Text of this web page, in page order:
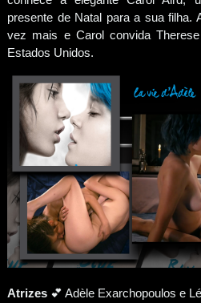
presente de Natal para a sua filha.
vez mais e Carol convida
Estados Unidos.
Atrizes 💕 Adèle Exarchopoulos e